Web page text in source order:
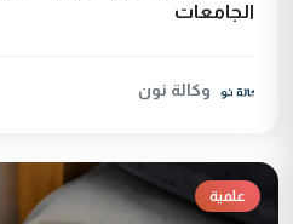
الجامعات
وكالة نون
علمية